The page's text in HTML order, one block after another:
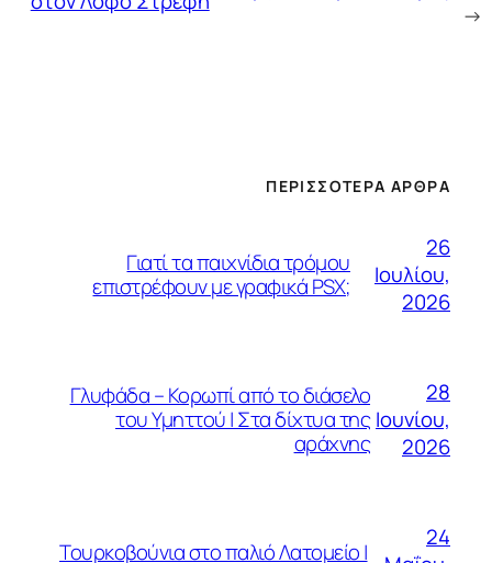
→
ΠΕΡΙΣΣΌΤΕΡΑ ΆΡΘΡΑ
Γιατί τα παιχνίδια τρόμου
επιστρέφουν με γραφικά PSX;
26
Ιουλίου,
2026
Γλυφάδα – Κορωπί από το διάσελο
του Υμηττού | Στα δίχτυα της
αράχνης
28
Ιουνίου,
2026
Τουρκοβούνια στο παλιό Λατομείο |
24